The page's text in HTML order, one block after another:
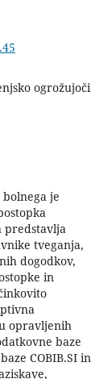
ogrožujoči
je
predstavlja
tveganja,
dogodkov,
in
opravljenih
baze
COBIB.SI in